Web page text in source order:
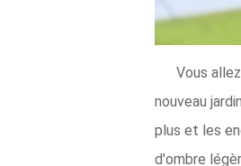
Vous
nouveau
plus et les
d'ombre